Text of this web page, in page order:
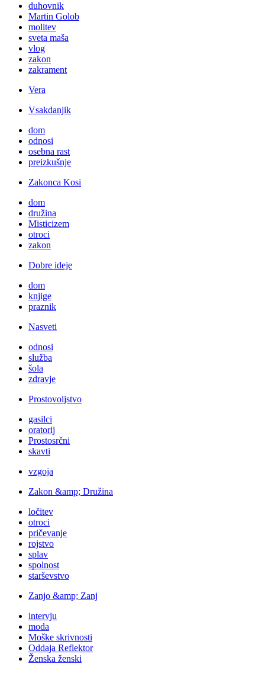
duhovnik
Martin Golob
molitev
sveta maša
vlog
zakon
zakrament
Vera
Vsakdanjik
dom
odnosi
osebna rast
preizkušnje
Zakonca Kosi
dom
družina
Misticizem
otroci
zakon
Dobre ideje
dom
knjige
praznik
Nasveti
odnosi
služba
šola
zdravje
Prostovoljstvo
gasilci
oratorij
Prostosrčni
skavti
vzgoja
Zakon &amp; Družina
ločitev
otroci
pričevanje
rojstvo
splav
spolnost
starševstvo
Zanjo &amp; Zanj
intervju
moda
Moške skrivnosti
Oddaja Reflektor
Ženska ženski